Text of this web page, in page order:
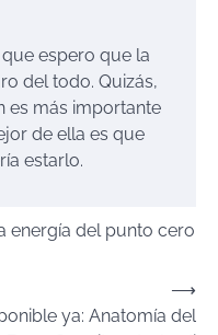
espero que la
del todo. Quizás,
es más importante
de ella es que
estarlo.
energía del punto cero
ya: Anatomía del
⟶